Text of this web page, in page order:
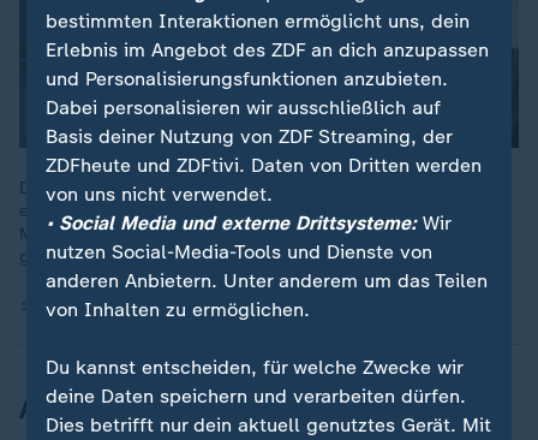
Die private Rettungsinitiative für Buckelwal "Timmy" habe
entgegen wissenschaftlicher Empfehlungen agiert, kritisiert
Meeresexpertin Daniela von Schaper. Das Tier sei geschwächt
gewesen.
12.06.2026 | 9:42 min
Auch Tierärztin Tönnies dabei
bestimmten Interaktionen ermöglicht uns, dein
Erlebnis im Angebot des ZDF an dich anzupassen
und Personalisierungsfunktionen anzubieten.
Dabei personalisieren wir ausschließlich auf
Basis deiner Nutzung von ZDF Streaming, der
ZDFheute und ZDFtivi. Daten von Dritten werden
von uns nicht verwendet.
• Social Media und externe Drittsysteme:Wir
nutzen Social-Media-Tools und Dienste von
anderen Anbietern. Unter anderem um das Teilen
von Inhalten zu ermöglichen.
Du kannst entscheiden, für welche Zwecke wir
deine Daten speichern und verarbeiten dürfen.
Dies betrifft nur dein aktuell genutztes Gerät. Mit